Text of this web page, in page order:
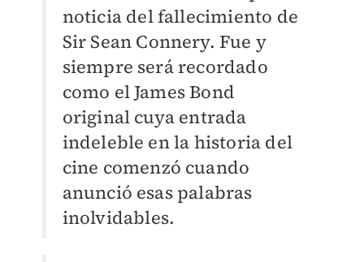
noticia del fallecimiento de
Sir Sean Connery. Fue y
siempre será recordado
como el James Bond
original cuya entrada
indeleble en la historia del
cine comenzó cuando
anunció esas palabras
inolvidables.